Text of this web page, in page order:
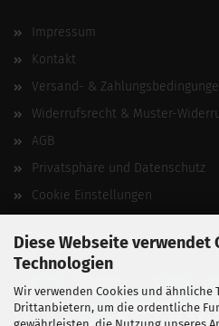
Diese Webseite verwendet
Technologien
Wir verwenden Cookies und ähnliche
Drittanbietern, um die ordentliche
Impressum
Kontakt
Versand- &
Widerrufsrecht & Muster-
AGB
Privatsphäre und Datenschutz
Cookie Einstellungen
Vertrag widerrufen